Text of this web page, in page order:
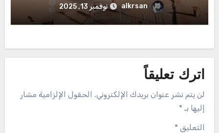
alkrsan نوفمبر 13, 2025
اترك تعليقاً
لن يتم نشر عنوان بريدك الإلكتروني. الحقول الإلزامية مشار
إليها بـ *
التعليق *